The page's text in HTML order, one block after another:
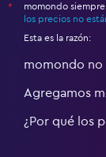
*
momondo
los precios no
Esta es la razón:
momondo no
Agregamos
¿Por qué los